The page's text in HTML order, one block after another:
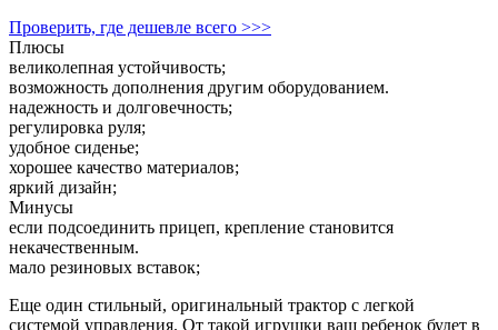
Проверить, где дешевле всего >>>
Плюсы
великолепная устойчивость;
возможность дополнения другим оборудованием.
надежность и долговечность;
регулировка руля;
удобное сиденье;
хорошее качество материалов;
яркий дизайн;
Минусы
если подсоединить прицеп, крепление становится
некачественным.
мало резиновых вставок;
Еще один стильный, оригинальный трактор с легкой
системой управления. От такой игрушки ваш ребенок будет в